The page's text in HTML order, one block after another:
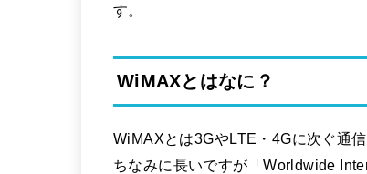
す。
WiMAXとはなに？
WiMAXとは3GやLTE・4Gに次ぐ通信
ちなみに長いですが「Worldwide